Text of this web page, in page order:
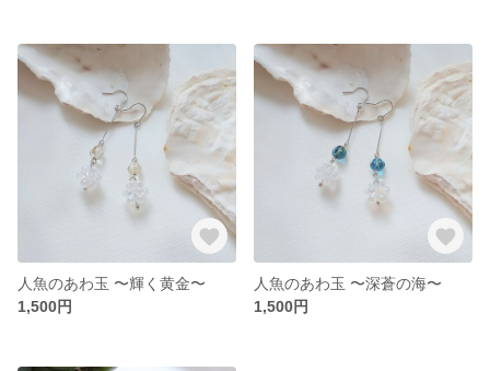
人魚のあわ玉 〜輝く黄金〜
1,500円
人魚のあわ玉 〜深蒼の海〜
1,500円